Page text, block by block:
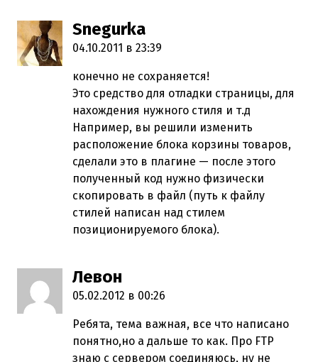
Snegurka
04.10.2011 в 23:39
конечно не сохраняется!
Это средство для отладки страницы, для
нахождения нужного стиля и т.д
Например, вы решили изменить
расположение блока корзины товаров,
сделали это в плагине — после этого
полученный код нужно физически
скопировать в файл (путь к файлу
стилей написан над стилем
позиционируемого блока).
Левон
05.02.2012 в 00:26
Ребята, тема важная, все что написано
понятно,но а дальше то как. Про FTP
знаю с сервером соединяюсь, ну не